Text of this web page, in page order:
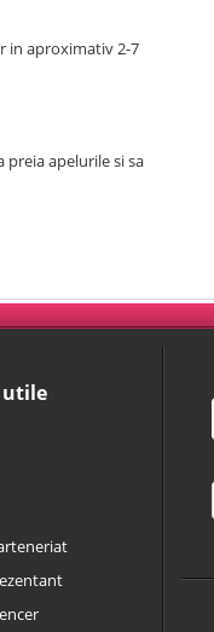
in aproximativ 2-7
apelurile si sa